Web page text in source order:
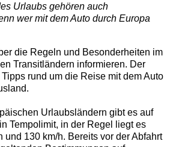
Urlaubs gehören auch
wer mit dem Auto durch Europa
die Regeln und Besonderheiten im
Transitländern informieren. Der
rund um die Reise mit dem Auto
Urlaubsländern gibt es auf
Tempolimit, in der Regel liegt es
und 130 km/h. Bereits vor der Abfahrt